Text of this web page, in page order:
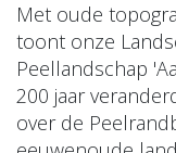
Met oude
toont onze
Peellandschap
200 jaar
over de